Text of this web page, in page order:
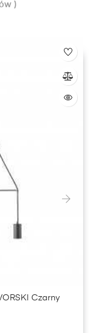
)
Czarny